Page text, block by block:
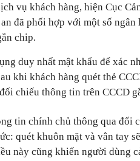
vụ khách hàng, hiện Cục
đã phối hợp với một số
chip.
duy nhất mật khẩu để xác
khi khách hàng quét thẻ
chiếu thông tin trên CCCD
tin chính chủ thông qua đối
quét khuôn mặt và vân tay
này cũng khiến người dùng